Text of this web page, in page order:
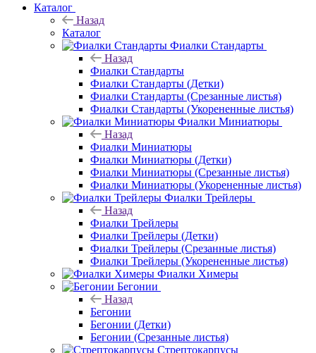
Каталог
Назад
Каталог
Фиалки Стандарты
Назад
Фиалки Стандарты
Фиалки Стандарты (Детки)
Фиалки Стандарты (Срезанные листья)
Фиалки Стандарты (Укорененные листья)
Фиалки Миниатюры
Назад
Фиалки Миниатюры
Фиалки Миниатюры (Детки)
Фиалки Миниатюры (Срезанные листья)
Фиалки Миниатюры (Укорененные листья)
Фиалки Трейлеры
Назад
Фиалки Трейлеры
Фиалки Трейлеры (Детки)
Фиалки Трейлеры (Срезанные листья)
Фиалки Трейлеры (Укорененные листья)
Фиалки Химеры
Бегонии
Назад
Бегонии
Бегонии (Детки)
Бегонии (Срезанные листья)
Стрептокарпусы